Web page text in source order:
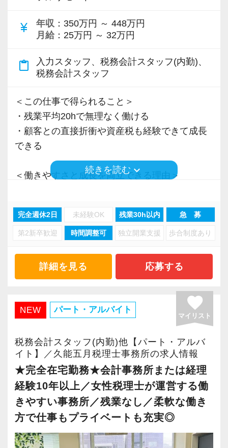
Q. 当事務所を選んだ理由は？
A. 幅広い業務を経験できる点に魅力を感じ、入
所を決めました。
A. さまざまな業務を任せてもらえるので、以前
より成長スピードが上がったと感じています。
Q. 職場の雰囲気は？
A. 上司や先輩に相談しやすく、風通しの良い職
場だと感じています。
・税務経験を活かして成長したい方
・キャリアアップ志向のある方
・顧客対応や提案業務に挑戦したい方
・資産税など専門性を高めたい方
・将来的にマネジメントに関わりたい方
＜まずはカジュアル面談へ＞
・事前に気軽な面談を実施
・仕事内容やキャリアを相談可
・ざっくばらんに質問OK
・納得後に選考へ進めます
・入社時期は柔軟に対応
・半年～1年の調整も可能
まずはカジュアル面談からでも歓迎です
currency_yen 年収 ：350万円 ～ 448万円
月給 ：25万円 ～ 32万円
content_paste
入力スタッフ、税務会計スタッフ(内勤)、
税務会計スタッフ
＜この仕事で得られること＞
・残業平均20hで無理なく働ける
・顧客との直接折衝や資産税も経験できて成長
できる
＜働きやすさと成長を両立できる理由＞
・分業体制で業務負担を軽減
・顧客対応や提案業務に集中可能
・資産税や相続など専門性の高い案件あり
・経験値が自然と積み上がる環境
・有給取得率90％以上
・繁忙期も月30～40h程度
・男性の育休取得率100％
・テレワーク導入済み
・全席デュアルモニタ完備
＜幅広い経験・成長環境＞
・9割が紹介の安定基盤
続きを読むkeyboard_arrow_down
完全週休2日 未経験OK 残業30h以内 急 募
第2新卒歓迎 時間調整可 独立開業支援 歩合制度あり
詳細を見る 応募する
NEW パート・アルバイト favorite
マイリスト
税務会計スタッフ(内勤)他【パート・アルバ
イト】／久能五月税理士事務所の求人情報
★完全在宅勤務★会計事務所または経理
経験10年以上／女性税理士が運営する働
きやすい事務所／残業なし／柔軟な働き
方で仕事もプライベートも充実◎